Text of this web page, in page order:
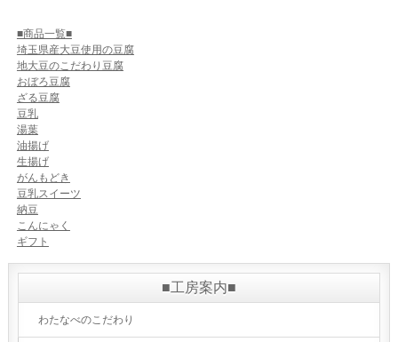
■商品一覧■
埼玉県産大豆使用の豆腐
地大豆のこだわり豆腐
おぼろ豆腐
ざる豆腐
豆乳
湯葉
油揚げ
生揚げ
がんもどき
豆乳スイーツ
納豆
こんにゃく
ギフト
■工房案内■
わたなべのこだわり